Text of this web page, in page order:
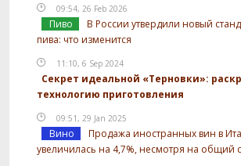
09:54, 26 Feb 2026
Пиво
В России утвердили новый
пива: что изменится
11:10, 6 Sep 2024
Секрет идеальной «Терновки»:
технологию приготовления
09:51, 29 Jan 2025
Вино
Продажа иностранных вин в
увеличилась на 4,7%, несмотря на общий